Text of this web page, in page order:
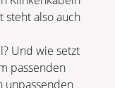
steht also auch
Und wie setzt
passenden
unpassenden